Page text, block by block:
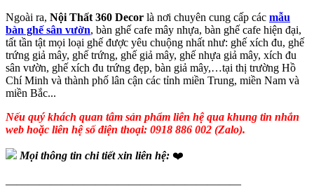
Ngoài ra, Nội Thất 360 Decor là nơi chuyên cung cấp các mẫu
bàn ghế sân vườn, bàn ghế cafe mây nhựa, bàn ghế cafe hiện đại,
tất tần tật mọi loại ghế được yêu chuộng nhất như: ghế xích đu, ghế
trứng giả mây, ghế trứng, ghế giả mây, ghế nhựa giả mây, xích đu
sân vườn, ghế xích đu trứng đẹp, bàn giả mây,…tại thị trường Hồ
Chí Minh và thành phố lân cận các tỉnh miền Trung, miền Nam và
miền Bắc...
Nếu quý khách quan tâm sản phẩm liên hệ qua khung tin nhắn
web hoặc liên hệ số điện thoại: 0918 886 002 (Zalo).
Mọi thông tin chi tiết xin liên hệ: ❤️
—————————————————————